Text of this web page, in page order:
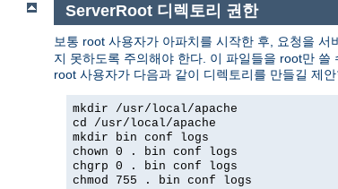
ServerRoot 디렉토리 권한
보통 root 사용자가 아파치를 시작한 후, 요청을 서
지 못하도록 주의해야 한다. 이 파일들을 root만
root 사용자가 다음과 같이 디렉토리를 만들길 제
mkdir /usr/local/apache
cd /usr/local/apache
mkdir bin conf logs
chown 0 . bin conf logs
chgrp 0 . bin conf logs
chmod 755 . bin conf logs